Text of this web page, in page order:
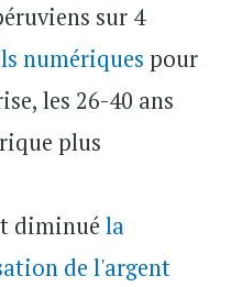
sur 4
numériques pour
les 26-40 ans
plus
diminué la
de l'argent